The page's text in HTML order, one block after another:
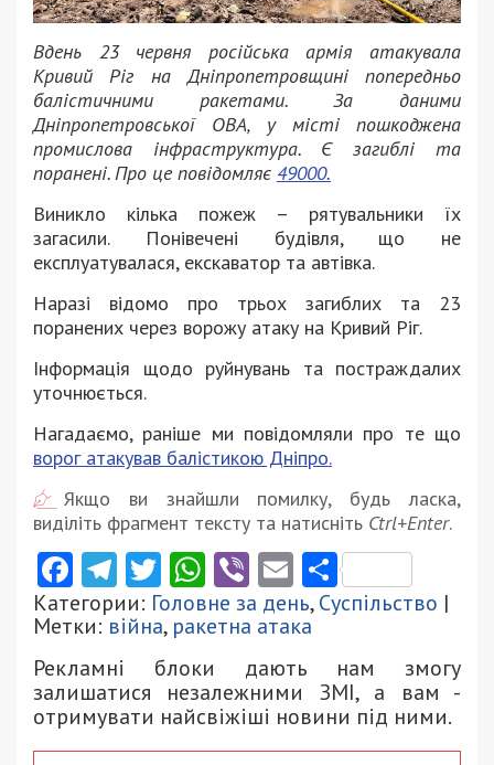
Вдень 23 червня російська армія атакувала
Кривий Ріг на Дніпропетровщині попередньо
балістичними ракетами. За даними
Дніпропетровської ОВА, у місті пошкоджена
промислова інфраструктура. Є загиблі та
поранені. Про це повідомляє 49000.
Виникло кілька пожеж – рятувальники їх
загасили. Понівечені будівля, що не
експлуатувалася, екскаватор та автівка.
Наразі відомо про трьох загиблих та 23
поранених через ворожу атаку на Кривий Ріг.
Інформація щодо руйнувань та постраждалих
уточнюється.
Нагадаємо, раніше ми повідомляли про те що
ворог атакував балістикою Дніпро.
Якщо ви знайшли помилку, будь ласка,
виділіть фрагмент тексту та натисніть Ctrl+Enter.
Facebook
Telegram
Twitter
WhatsApp
ViberEmail
Категории: Головне за день,Суспільство |
Метки: війна, ракетна атака
Рекламні блоки дають нам змогу
залишатися незалежними ЗМІ, а вам -
отримувати найсвіжіші новини під ними.